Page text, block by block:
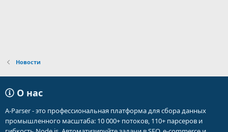
Новости
О нас
A-Parser - это профессиональная платформа для сбора данных
промышленного масштаба: 10 000+ потоков, 110+ парсеров и